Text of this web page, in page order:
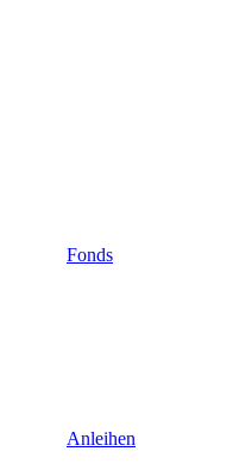
Fonds
Anleihen